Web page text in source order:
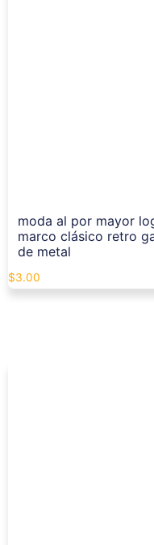
moda al por mayor
marco clásico retro
de metal
$3.00